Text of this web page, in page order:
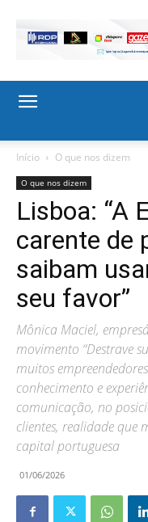
Início O que nos dizem
O que nos dizem
Lisboa: “A
carente de
saibam
seu favor”
Mônica Maciel,
movimento “Destrave
muitos
conhecimento e
comunicação, no
clientes, realidade que
capital portuguesa
01/06/2026